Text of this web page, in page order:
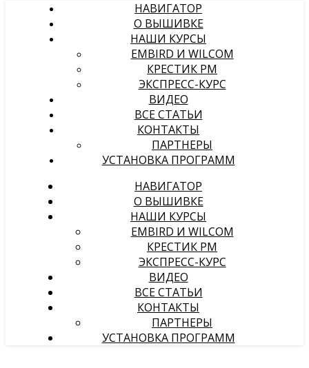
НАВИГАТОР
О ВЫШИВКЕ
НАШИ КУРСЫ
EMBIRD И WILCOM
КРЕСТИК PM
ЭКСПРЕСС-КУРС
ВИДЕО
ВСЕ СТАТЬИ
КОНТАКТЫ
ПАРТНЕРЫ
УСТАНОВКА ПРОГРАММ
НАВИГАТОР
О ВЫШИВКЕ
НАШИ КУРСЫ
EMBIRD И WILCOM
КРЕСТИК PM
ЭКСПРЕСС-КУРС
ВИДЕО
ВСЕ СТАТЬИ
КОНТАКТЫ
ПАРТНЕРЫ
УСТАНОВКА ПРОГРАММ